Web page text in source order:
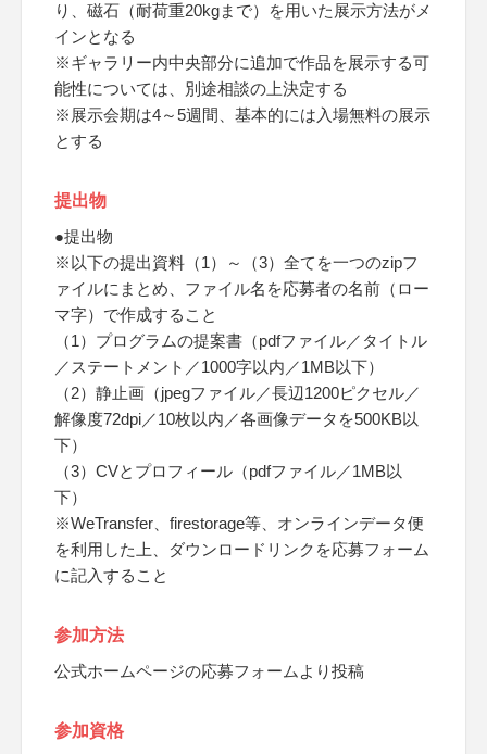
り、磁石（耐荷重20kgまで）を用いた展示方法がメ
インとなる
※ギャラリー内中央部分に追加で作品を展示する可
能性については、別途相談の上決定する
※展示会期は4～5週間、基本的には入場無料の展示
とする
提出物
●提出物
※以下の提出資料（1）～（3）全てを一つのzipフ
ァイルにまとめ、ファイル名を応募者の名前（ロー
マ字）で作成すること
（1）プログラムの提案書（pdfファイル／タイトル
／ステートメント／1000字以内／1MB以下）
（2）静止画（jpegファイル／長辺1200ピクセル／
解像度72dpi／10枚以内／各画像データを500KB以
下）
（3）CVとプロフィール（pdfファイル／1MB以
下）
※WeTransfer、firestorage等、オンラインデータ便
を利用した上、ダウンロードリンクを応募フォーム
に記入すること
参加方法
公式ホームページの応募フォームより投稿
参加資格